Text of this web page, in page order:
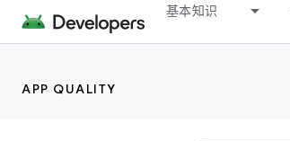
基本知识
APP QUALITY